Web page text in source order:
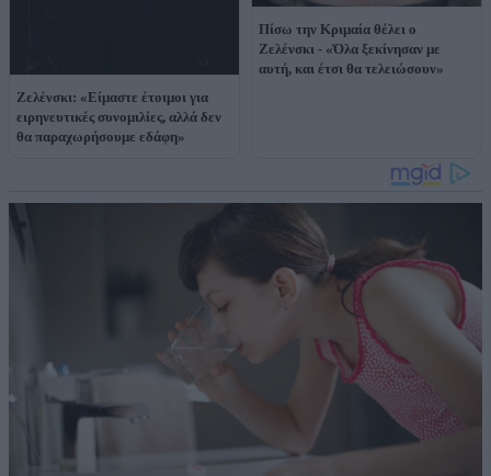
Ζελένσκι: «Είμαστε έτοιμοι για
ειρηνευτικές συνομιλίες, αλλά δεν
θα παραχωρήσουμε εδάφη»
Πίσω την Κριμαία θέλει ο
Ζελένσκι - «Όλα ξεκίνησαν με
αυτή, και έτσι θα τελειώσουν»